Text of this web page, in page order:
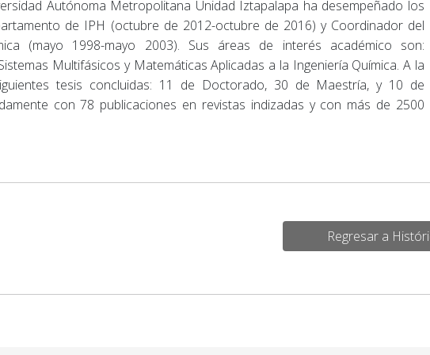
Autónoma Metropolitana Unidad Iztapalapa ha desempeñado los
de IPH (octubre de 2012-octubre de 2016) y Coordinador del
(mayo 1998-mayo 2003). Sus áreas de interés académico son:
Multifásicos y Matemáticas Aplicadas a la Ingeniería Química. A la
tesis concluidas: 11 de Doctorado, 30 de Maestría, y 10 de
con 78 publicaciones en revistas indizadas y con más de 2500
Regresar a